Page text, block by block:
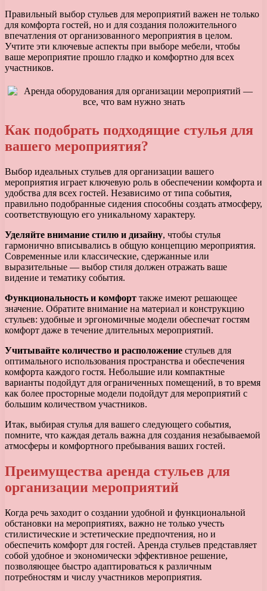
Правильный выбор стульев для мероприятий важен не только
для комфорта гостей, но и для создания положительного
впечатления от организованного мероприятия в целом.
Учтите эти ключевые аспекты при выборе мебели, чтобы
ваше мероприятие прошло гладко и комфортно для всех
участников.
Как подобрать подходящие стулья для
вашего мероприятия?
Выбор идеальных стульев для организации вашего
мероприятия играет ключевую роль в обеспечении комфорта и
удобства для всех гостей. Независимо от типа события,
правильно подобранные сидения способны создать атмосферу,
соответствующую его уникальному характеру.
Уделяйте внимание стилю и дизайну, чтобы стулья
гармонично вписывались в общую концепцию мероприятия.
Современные или классические, сдержанные или
выразительные — выбор стиля должен отражать ваше
видение и тематику события.
Функциональность и комфорт также имеют решающее
значение. Обратите внимание на материал и конструкцию
стульев: удобные и эргономичные модели обеспечат гостям
комфорт даже в течение длительных мероприятий.
Учитывайте количество и расположение стульев для
оптимального использования пространства и обеспечения
комфорта каждого гостя. Небольшие или компактные
варианты подойдут для ограниченных помещений, в то время
как более просторные модели подойдут для мероприятий с
большим количеством участников.
Итак, выбирая стулья для вашего следующего события,
помните, что каждая деталь важна для создания незабываемой
атмосферы и комфортного пребывания ваших гостей.
Преимущества аренда стульев для
организации мероприятий
Когда речь заходит о создании удобной и функциональной
обстановки на мероприятиях, важно не только учесть
стилистические и эстетические предпочтения, но и
обеспечить комфорт для гостей. Аренда стульев представляет
собой удобное и экономически эффективное решение,
позволяющее быстро адаптироваться к различным
потребностям и числу участников мероприятия.